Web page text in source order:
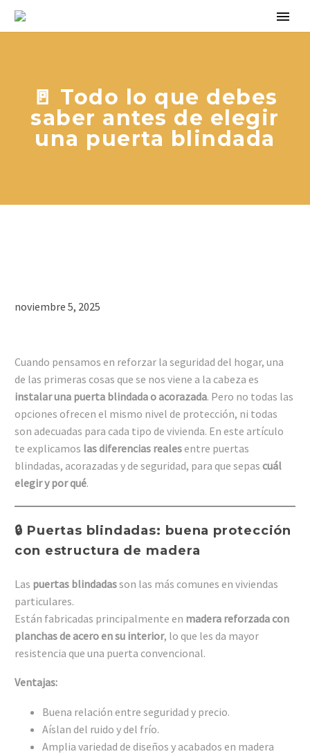
🚪 Todo lo que debes
saber antes de elegir
una puerta blindada
noviembre 5, 2025
Cuando pensamos en reforzar la seguridad del hogar, una
de las primeras cosas que se nos viene a la cabeza es
instalar una puerta blindada o acorazada. Pero no todas las
opciones ofrecen el mismo nivel de protección, ni todas
son adecuadas para cada tipo de vivienda. En este artículo
te explicamos las diferencias realesentre puertas
blindadas, acorazadas y de seguridad, para que sepas cuál
elegir y por qué.
🔒 Puertas blindadas: buena protección
con estructura de madera
Las puertas blindadasson las más comunes en viviendas
particulares.
Están fabricadas principalmente en madera reforzada con
planchas de acero en su interior, lo que les da mayor
resistencia que una puerta convencional.
Ventajas:
Buena relación entre seguridad y precio.
Aíslan del ruido y del frío.
Amplia variedad de diseños y acabados en madera